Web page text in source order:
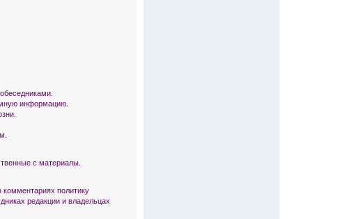
информацию.
с материалы.
политику
редакции и владельцах